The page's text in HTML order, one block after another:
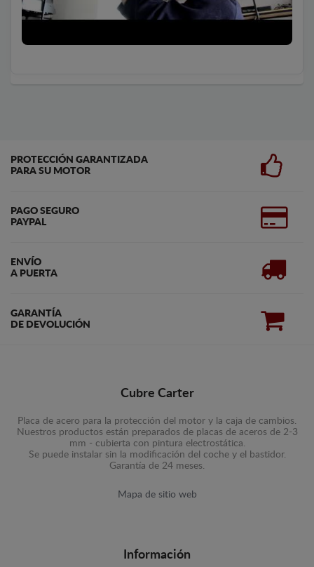
PROTECCIÓN GARANTIZADA
PARA SU MOTOR
PAGO SEGURO
PAYPAL
ENVÍO
A PUERTA
GARANTÍA
DE DEVOLUCIÓN
Cubre Carter
Placa de acero para la protección del motor y la caja de cambios.
Nuestros productos están preparados de placas de aceros de 2-3
mm - cubierta con pintura electrostática.
Se puede instalar sin la modificación del coche y el bastidor.
Garantía de 24 meses.
Mapa de sitio web
Información